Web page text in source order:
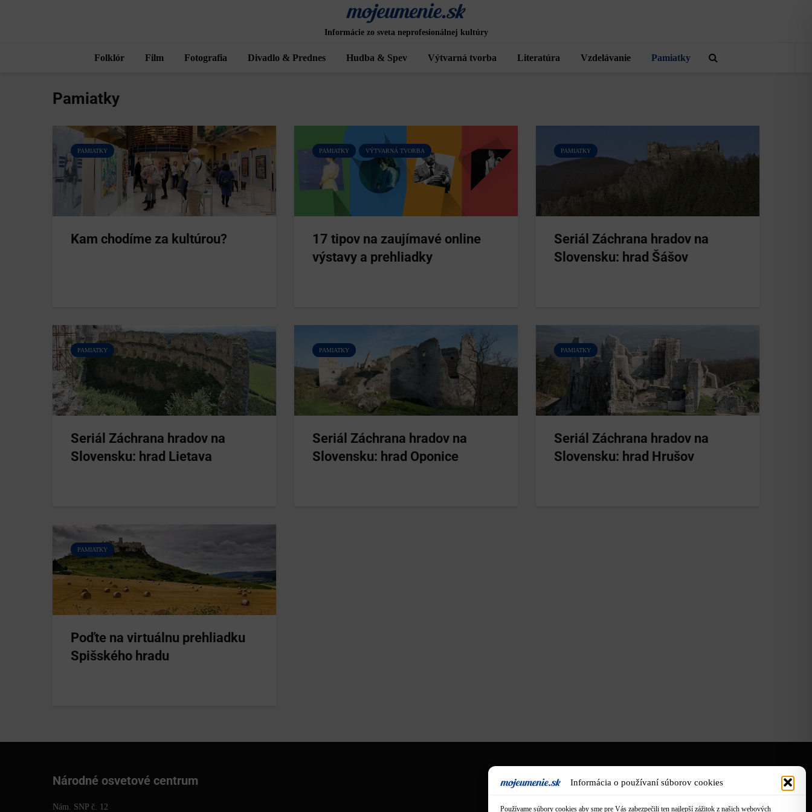
Informácia o používaní súborov cookies
Používame súbory cookies aby sme pre Vás zabezpečili ten najlepší zážitok z našich webových
Informácie zo sveta neprofesionálnej kultúry
Folklór Film Fotografia Divadlo & Prednes Hudba & Spev Výtvarná tvorba Literatúra Vzdelávanie Pamiatky
Pamiatky
PAMIATKY
Kam chodíme za kultúrou?
PAMIATKY VÝTVARNÁ TVORBA
17 tipov na zaujímavé online
výstavy a prehliadky
PAMIATKY
Seriál Záchrana hradov na
Slovensku: hrad Šášov
PAMIATKY
Seriál Záchrana hradov na
Slovensku: hrad Lietava
PAMIATKY
Seriál Záchrana hradov na
Slovensku: hrad Oponice
PAMIATKY
Seriál Záchrana hradov na
Slovensku: hrad Hrušov
PAMIATKY
Poďte na virtuálnu prehliadku
Spišského hradu
Národné osvetové centrum
Nám. SNP č. 12
O nás
Obsah tejto stránky je tvorený